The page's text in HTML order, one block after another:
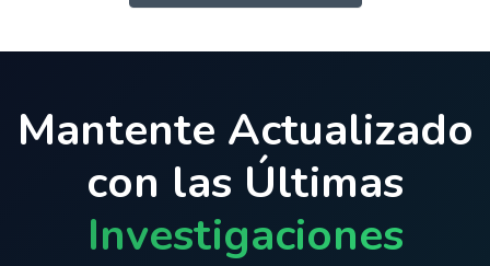
Mantente Actualizado
con las Últimas
Investigaciones